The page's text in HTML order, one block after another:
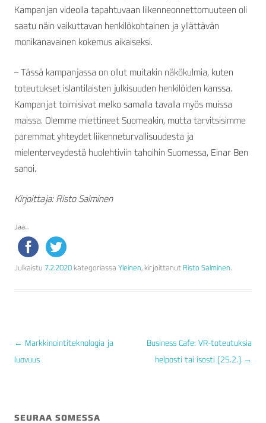
Kampanjan videolla tapahtuvaan liikenneonnettomuuteen oli
saatu näin vaikuttavan henkilökohtainen ja yllättävän
monikanavainen kokemus aikaiseksi.
– Tässä kampanjassa on ollut muitakin näkökulmia, kuten
toteutukset islantilaisten julkisuuden henkilöiden kanssa.
Kampanjat toimisivat melko samalla tavalla myös muissa
maissa. Olemme miettineet Suomeakin, mutta tarvitsisimme
paremmat yhteydet liikenneturvallisuudesta ja
mielenterveydestä huolehtiviin tahoihin Suomessa, Einar Ben
sanoi.
Kirjoittaja: Risto Salminen
Jaa...
Julkaistu 7.2.2020 kategoriassa Yleinen, kirjoittanut Risto Salminen.
ARTIKKELIEN
← Markkinointiteknologia ja
luovuus
Business Cafe: VR-toteutuksia
helposti tai isosti (25.2.) →
SEURAA SOMESSA